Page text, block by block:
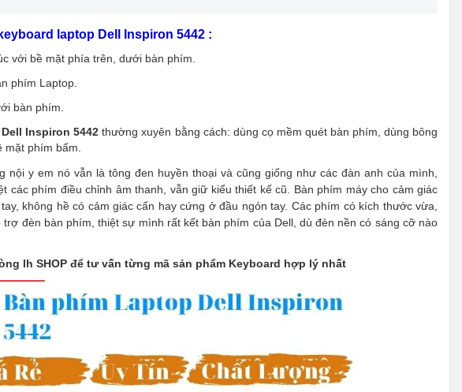
laptop Dell Inspiron 5442 :
với bề mặt phía trên, dưới bàn phím.
phím Laptop.
bàn phím.
Inspiron 5442thường xuyên bằng cách: dùng cọ mềm quét bàn phím, dùng bông
mặt phím bấm.
nội y em nó vẫn là tông đen huyền thoại và cũng giống như các đàn anh của mình,
các phím điều chỉnh âm thanh, vẫn giữ kiểu thiết kế cũ. Bàn phím máy cho cảm giác
không hề có cảm giác cấn hay cứng ở đầu ngón tay. Các phím có kích thước vừa,
đèn bàn phím, thiệt sự mình rất kết bàn phím của Dell, dù đèn nền có sáng cỡ nào
lh SHOP để tư vấn từng mã sản phẩm Keyboard hợp lý nhất